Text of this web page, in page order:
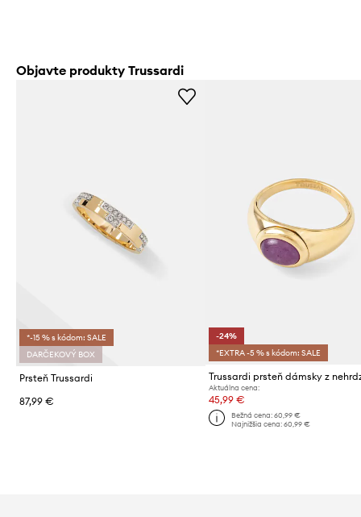
Objavte produkty Trussardi
*-15 % s kódom: SALE
DARČEKOVÝ BOX
Prsteň Trussardi
87,99 €
-24%
*EXTRA -5 % s kódom: SALE
Aktuálna cena:
45,99 €
Bežná cena: 60,99 €
Najnižšia cena: 60,99 €